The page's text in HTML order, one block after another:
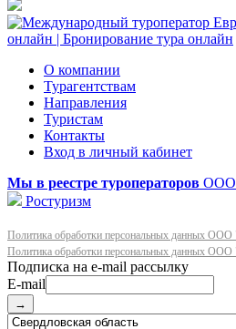
О компании
Турагентствам
Направления
Туристам
Контакты
Вход в личный кабинет
Мы в реестре туроператоров ООО
Ростуризм
Политика обработки персональных данных ООО
Политика обработки персональных данных ООО
E-mail
→